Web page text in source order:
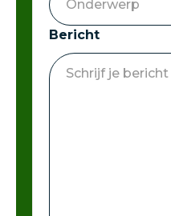
Bericht